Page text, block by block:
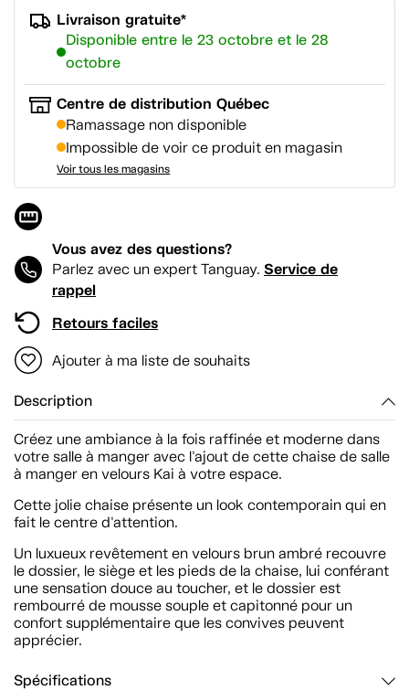
Livraison gratuite*
Disponible entre le 23 octobre et le 28
octobre
Centre de distribution Québec
Ramassage non disponible
Impossible de voir ce produit en magasin
Voir tous les magasins
Vous avez des questions?
Parlez avec un expert Tanguay. Service de
rappel
Retours faciles
Ajouter à ma liste de souhaits
Description
Créez une ambiance à la fois raffinée et moderne dans
votre salle à manger avec l'ajout de cette chaise de salle
à manger en velours Kai à votre espace.
Cette jolie chaise présente un look contemporain qui en
fait le centre d'attention.
Un luxueux revêtement en velours brun ambré recouvre
le dossier, le siège et les pieds de la chaise, lui conférant
une sensation douce au toucher, et le dossier est
rembourré de mousse souple et capitonné pour un
confort supplémentaire que les convives peuvent
apprécier.
Spécifications